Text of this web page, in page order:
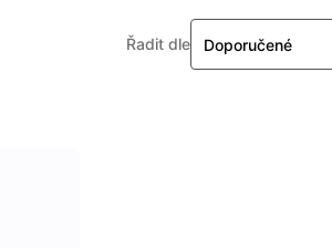
Řadit dle Doporučené